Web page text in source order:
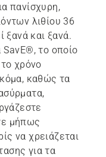
πανίσχυρη,
λιθίου 36
ξανά και ξανά.
SavE®, το οποίο
το χρόνο
καθώς τα
μήπως
να χρειάζεται
για τα